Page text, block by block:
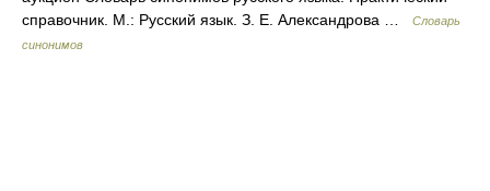
справочник. М.: Русский язык. З. Е. Александрова …
Словарь
синонимов